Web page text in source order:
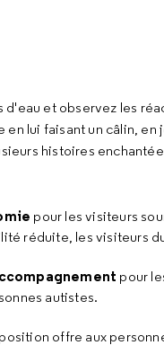
d'eau et observez les
en lui faisant un câlin,
histoires
pour les visiteurs
réduite, les visiteurs
pour
autistes.
offre aux